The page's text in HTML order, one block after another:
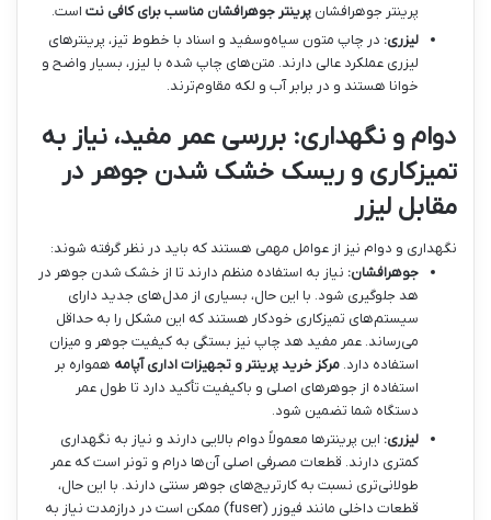
پرینتر جوهرافشان پرینتر جوهرافشان مناسب برای کافی نت است.
لیزری: در چاپ متون سیاه‌وسفید و اسناد با خطوط تیز، پرینترهای
لیزری عملکرد عالی دارند. متن‌های چاپ شده با لیزر، بسیار واضح و
خوانا هستند و در برابر آب و لکه مقاوم‌ترند.
دوام و نگهداری: بررسی عمر مفید، نیاز به
تمیزکاری و ریسک خشک شدن جوهر در
مقابل لیزر
نگهداری و دوام نیز از عوامل مهمی هستند که باید در نظر گرفته شوند:
جوهرافشان: نیاز به استفاده منظم دارند تا از خشک شدن جوهر در
هد جلوگیری شود. با این حال، بسیاری از مدل‌های جدید دارای
سیستم‌های تمیزکاری خودکار هستند که این مشکل را به حداقل
می‌رساند. عمر مفید هد چاپ نیز بستگی به کیفیت جوهر و میزان
استفاده دارد. مرکز خرید پرینتر و تجهیزات اداری آپامه همواره بر
استفاده از جوهرهای اصلی و باکیفیت تأکید دارد تا طول عمر
دستگاه شما تضمین شود.
لیزری: این پرینترها معمولاً دوام بالایی دارند و نیاز به نگهداری
کمتری دارند. قطعات مصرفی اصلی آن‌ها درام و تونر است که عمر
طولانی‌تری نسبت به کارتریج‌های جوهر سنتی دارند. با این حال،
قطعات داخلی مانند فیوزر (fuser) ممکن است در درازمدت نیاز به